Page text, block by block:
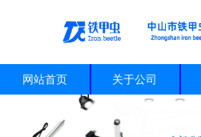
网站首页 关于公司